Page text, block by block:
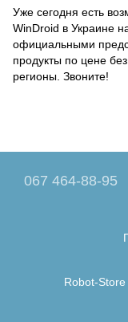
Уже сегодня есть
WinDroid в Украине
официальными
продукты по цене
регионы. Звоните!
067 464-88-95
Robot-Store